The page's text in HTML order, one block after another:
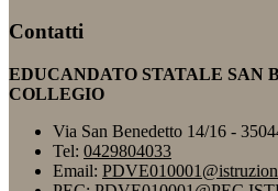
Contatti
EDUCANDATO STATALE SAN
COLLEGIO
Via San Benedetto 14/16 -
Tel: 0429804033
Email: